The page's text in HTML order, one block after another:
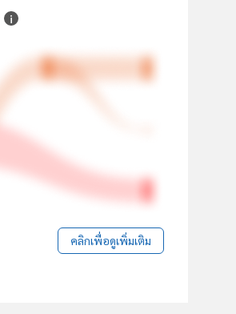
คลิกเพื่อดูเพิ่มเติม